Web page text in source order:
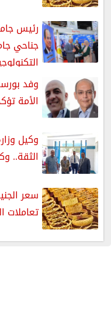
رئيس
جناحي
وفد
الأمة
وكيل
الثقة..
سعر
تعاملات